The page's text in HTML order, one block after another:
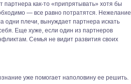
партнера как-то «припрятывать» хотя бы
— все равно потратятся. Нежелание
одни плечи, вынуждает партнера искать
Еще хуже, если один из партнеров
Семья не видит развития своих
уже помогает наполовину ее решить.